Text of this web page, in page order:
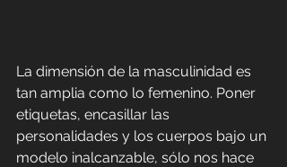
La dimensión de la masculinidad es
tan amplia como lo femenino. Poner
etiquetas, encasillar las
personalidades y los cuerpos bajo un
modelo inalcanzable, sólo nos hace